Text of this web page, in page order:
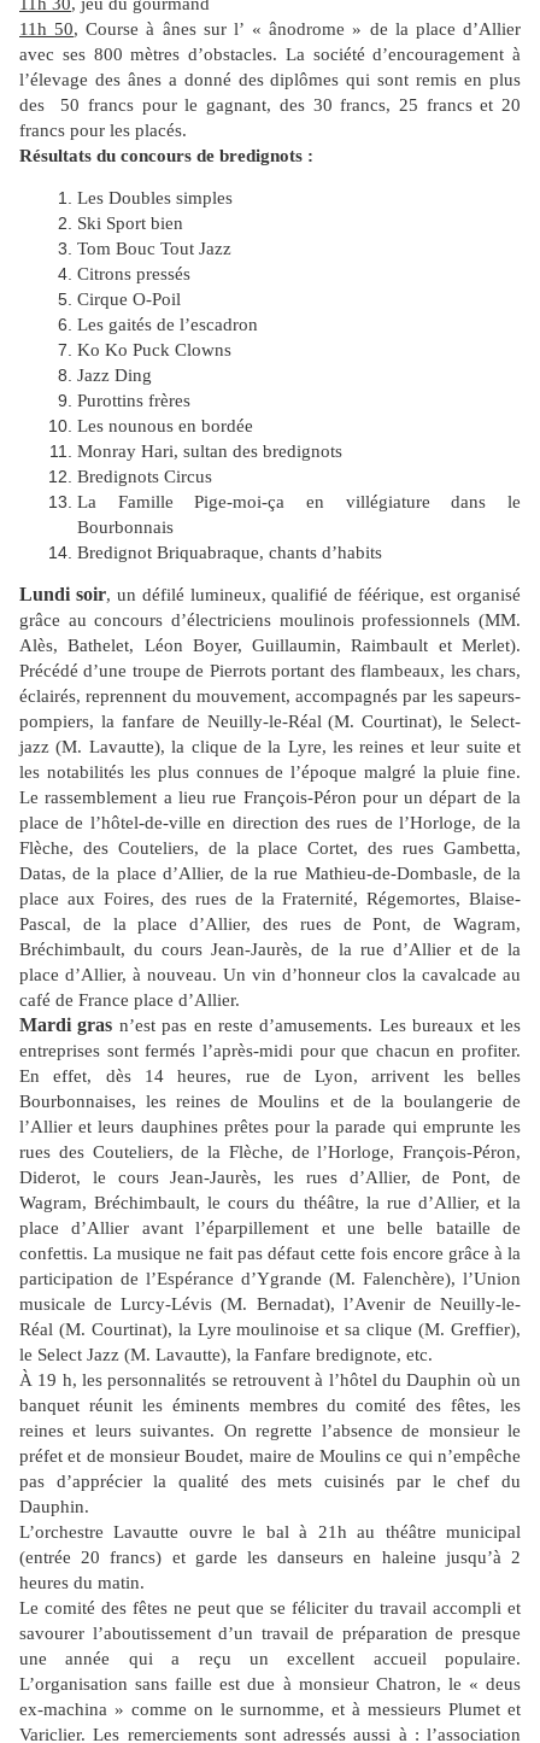
11h 50, Course à ânes sur l’ « ânodrome » de la place d’Allier
avec ses 800 mètres d’obstacles. La société d’encouragement à
l’élevage des ânes a donné des diplômes qui sont remis en plus
des 50 francs pour le gagnant, des 30 francs, 25 francs et 20
francs pour les placés.
Résultats du concours de bredignots :
Les Doubles simples
Ski Sport bien
Tom Bouc Tout Jazz
Citrons pressés
Cirque O-Poil
Les gaités de l’escadron
Ko Ko Puck Clowns
Jazz Ding
Purottins frères
Les nounous en bordée
Monray Hari, sultan des bredignots
Bredignots Circus
La Famille Pige-moi-ça en villégiature dans le
Bourbonnais
Bredignot Briquabraque, chants d’habits
Lundi soir, un défilé lumineux, qualifié de féérique, est organisé
grâce au concours d’électriciens moulinois professionnels (MM.
Alès, Bathelet, Léon Boyer, Guillaumin, Raimbault et Merlet).
Précédé d’une troupe de Pierrots portant des flambeaux, les chars,
éclairés, reprennent du mouvement, accompagnés par les sapeurs-
pompiers, la fanfare de Neuilly-le-Réal (M. Courtinat), le Select-
jazz (M. Lavautte), la clique de la Lyre, les reines et leur suite et
les notabilités les plus connues de l’époque malgré la pluie fine.
Le rassemblement a lieu rue François-Péron pour un départ de la
place de l’hôtel-de-ville en direction des rues de l’Horloge, de la
Flèche, des Couteliers, de la place Cortet, des rues Gambetta,
Datas, de la place d’Allier, de la rue Mathieu-de-Dombasle, de la
place aux Foires, des rues de la Fraternité, Régemortes, Blaise-
Pascal, de la place d’Allier, des rues de Pont, de Wagram,
Bréchimbault, du cours Jean-Jaurès, de la rue d’Allier et de la
place d’Allier, à nouveau. Un vin d’honneur clos la cavalcade au
café de France place d’Allier.
Mardi gras n’est pas en reste d’amusements. Les bureaux et les
entreprises sont fermés l’après-midi pour que chacun en profiter.
En effet, dès 14 heures, rue de Lyon, arrivent les belles
Bourbonnaises, les reines de Moulins et de la boulangerie de
l’Allier et leurs dauphines prêtes pour la parade qui emprunte les
rues des Couteliers, de la Flèche, de l’Horloge, François-Péron,
Diderot, le cours Jean-Jaurès, les rues d’Allier, de Pont, de
Wagram, Bréchimbault, le cours du théâtre, la rue d’Allier, et la
place d’Allier avant l’éparpillement et une belle bataille de
confettis. La musique ne fait pas défaut cette fois encore grâce à la
participation de l’Espérance d’Ygrande (M. Falenchère), l’Union
musicale de Lurcy-Lévis (M. Bernadat), l’Avenir de Neuilly-le-
Réal (M. Courtinat), la Lyre moulinoise et sa clique (M. Greffier),
le Select Jazz (M. Lavautte), la Fanfare bredignote, etc.
À 19 h, les personnalités se retrouvent à l’hôtel du Dauphin où un
banquet réunit les éminents membres du comité des fêtes, les
reines et leurs suivantes. On regrette l’absence de monsieur le
préfet et de monsieur Boudet, maire de Moulins ce qui n’empêche
pas d’apprécier la qualité des mets cuisinés par le chef du
Dauphin.
L’orchestre Lavautte ouvre le bal à 21h au théâtre municipal
(entrée 20 francs) et garde les danseurs en haleine jusqu’à 2
heures du matin.
Le comité des fêtes ne peut que se féliciter du travail accompli et
savourer l’aboutissement d’un travail de préparation de presque
une année qui a reçu un excellent accueil populaire.
L’organisation sans faille est due à monsieur Chatron, le « deus
ex-machina » comme on le surnomme, et à messieurs Plumet et
Variclier. Les remerciements sont adressés aussi à : l’association